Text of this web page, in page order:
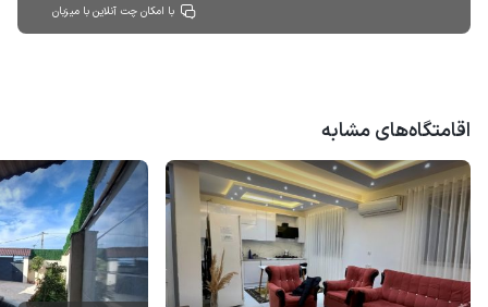
با امکان چت آنلاین با میزبان
اقامتگاه‌های مشابه